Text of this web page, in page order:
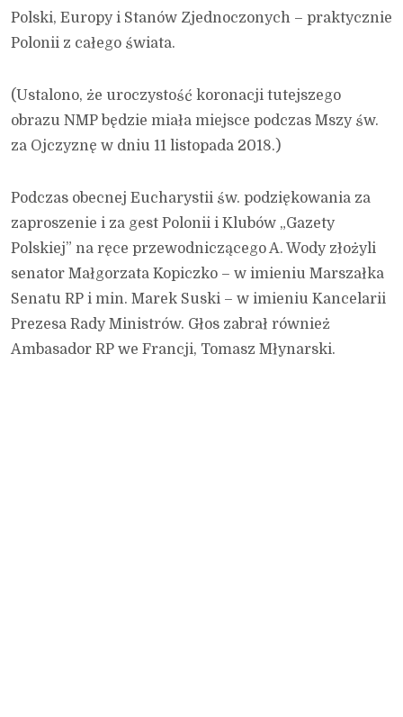
Polski, Europy i Stanów Zjednoczonych – praktycznie
Polonii z całego świata.
(Ustalono, że uroczystość koronacji tutejszego
obrazu NMP będzie miała miejsce podczas Mszy św.
za Ojczyznę w dniu 11 listopada 2018.)
Podczas obecnej Eucharystii św. podziękowania za
zaproszenie i za gest Polonii i Klubów „Gazety
Polskiej” na ręce przewodniczącego A. Wody złożyli
senator Małgorzata Kopiczko – w imieniu Marszałka
Senatu RP i min. Marek Suski – w imieniu Kancelarii
Prezesa Rady Ministrów. Głos zabrał również
Ambasador RP we Francji, Tomasz Młynarski.